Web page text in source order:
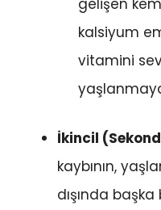
gelişen
kalsiyum
vitamini
İkincil
kaybının,
dışında